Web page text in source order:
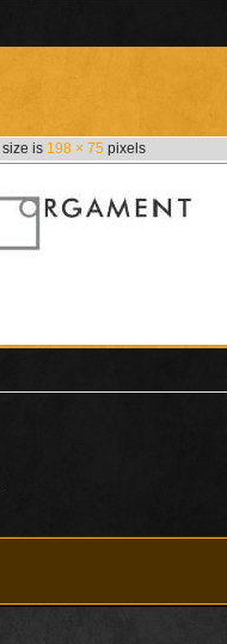
size is 198 × 75 pixels